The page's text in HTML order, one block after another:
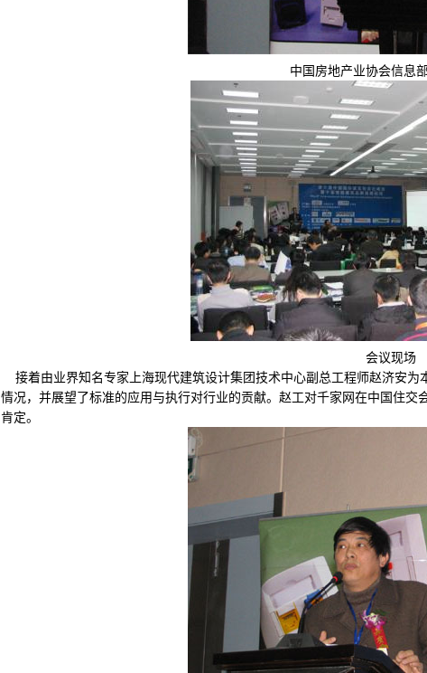
中国房地产业协会信息
会议现场
接着由业界知名专家上海现代建筑设计集团技术中心副总工程师赵济安
情况，并展望了标准的应用与执行对行业的贡献。赵工对千家网在中国住
肯定。